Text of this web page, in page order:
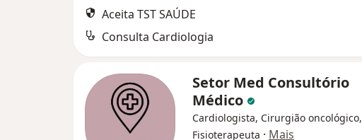
Aceita TST SAÚDE
Consulta Cardiologia
Setor Med Consultório
Médico
Cardiologista, Cirurgião oncológico,
Fisioterapeuta · Mais